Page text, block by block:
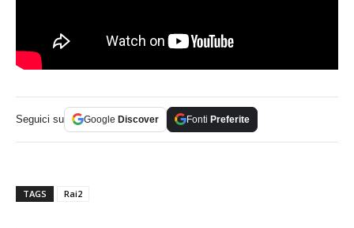
Seguici su Google Discover Fonti Preferite
TAGS Rai2